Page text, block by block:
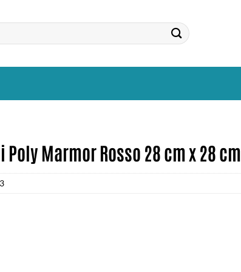
Marmor Rosso 28 cm x 28 cm